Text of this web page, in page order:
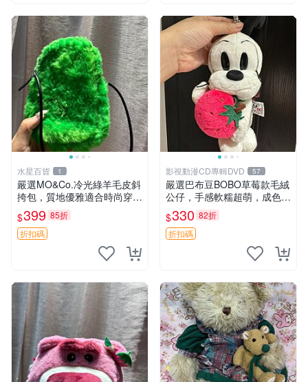
水星百貨 1
嚴選MO&Co.冷光綠羊毛皮斜
挎包，質地優雅適合時尚穿搭
冷光綠 皮包 斜挎包
$399 85折
折扣碼
影視動漫CD專輯DVD 57
嚴選巴布豆BOBO草莓款毛絨
公仔，手感軟糯超萌，成色優
良適合作為收藏品或包包配
飾。可視頻確認詳情。 巴布
豆 BOBO 草莓 毛絨公仔 收藏
$330 82折
折扣碼